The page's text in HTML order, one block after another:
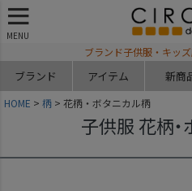
MENU
ブランド子供服・キッ
ブランド アイテム 新商
HOME 柄 花柄・ボタニカル柄
子供服 花柄・